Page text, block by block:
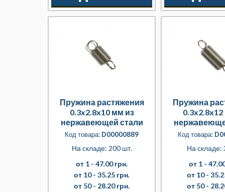
Пружина растяжения
0.3x2.8x10 мм из
нержавеющей стали
Код товара: D00000889
На складе: 200 шт.
от 1 - 47.00 грн.
от 10 - 35.25 грн.
от 50 - 28.20 грн.
Пружина
Код товара:
На складе:
от 1 -
от 10 -
от 50 -